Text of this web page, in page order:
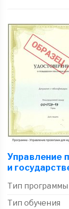
Управление
и
Тип программы
Тип обучения